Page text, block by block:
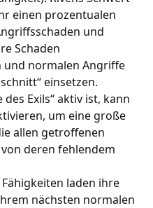
einen prozentualen
und
Schaden
und normalen Angriffe
einsetzen.
Exils“ aktiv ist, kann
um eine große
allen getroffenen
deren fehlendem
laden ihre
nächsten normalen